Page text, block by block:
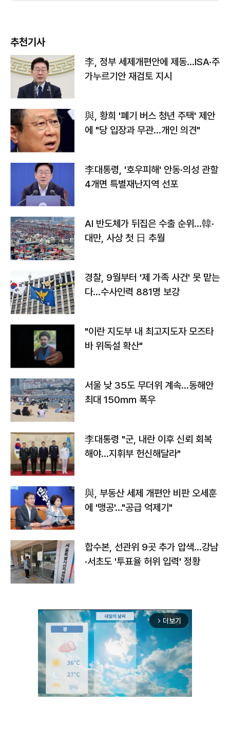
추천기사
李, 정부 세제개편안에 제동…ISA·주
가누르기안 재검토 지시
與, 황희 '폐기 버스 청년 주택' 제안
에 "당 입장과 무관…개인 의견"
李대통령, '호우피해' 안동·의성 관할
4개면 특별재난지역 선포
AI 반도체가 뒤집은 수출 순위…韓·
대만, 사상 첫 日 추월
경찰, 9월부터 '제 가족 사건' 못 맡는
다…수사인력 881명 보강
"이란 지도부 내 최고지도자 모즈타
바 위독설 확산"
서울 낮 35도 무더위 계속…동해안
최대 150㎜ 폭우
李대통령 "군, 내란 이후 신뢰 회복
해야…지휘부 헌신해달라"
與, 부동산 세제 개편안 비판 오세훈
에 '맹공'…"공급 억제기"
합수본, 선관위 9곳 추가 압색…강남
·서초도 '투표율 허위 입력' 정황
arrow_forward_ios 더보기